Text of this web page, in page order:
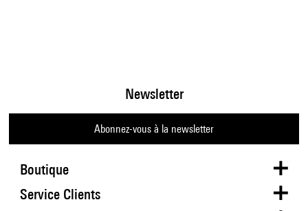
Boutique
Newsletter
Abonnez-vous à la newsletter
Service Clients